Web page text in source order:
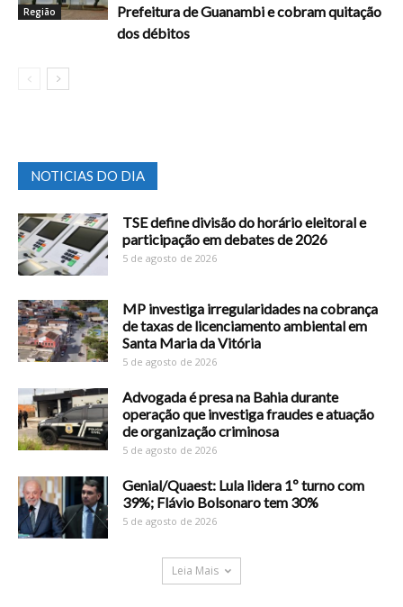
Região
Prefeitura de Guanambi e cobram quitação
dos débitos
NOTICIAS DO DIA
TSE define divisão do horário eleitoral e
participação em debates de 2026
5 de agosto de 2026
MP investiga irregularidades na cobrança
de taxas de licenciamento ambiental em
Santa Maria da Vitória
5 de agosto de 2026
Advogada é presa na Bahia durante
operação que investiga fraudes e atuação
de organização criminosa
5 de agosto de 2026
Genial/Quaest: Lula lidera 1º turno com
39%; Flávio Bolsonaro tem 30%
5 de agosto de 2026
Leia Mais